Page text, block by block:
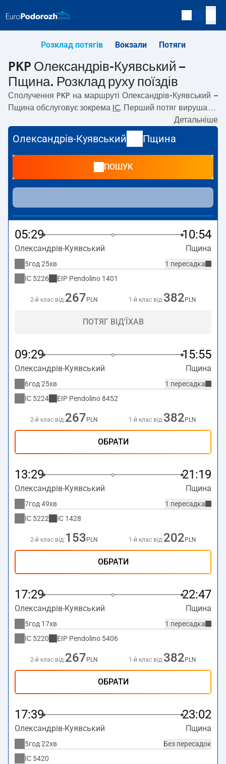
Розклад потягів Вокзали Потяги
PKP Олександрів-Куявський –
Пщина. Розклад руху поїздів
Сполучення PKP на маршруті Олександрів-Куявський –
Пщина обслуговує зокрема IC
. Перший потяг вирушає о
з вокзалу PKP Олександрів-Куявський. Останній
Олександрів-Куявський–Пщина
курсують також інші
потяги:— пропонують нижчу ціну квитка і зазвичай
станції Пщина.
Детальніше
Олександрів-Куявський Пщина
ПОШУК
05:29 10:54
Олександрів-Куявський Пщина
1 пересадка
5год 25хв
IC 5226 EIP Pendolino 1401
2-й клас від:267 PLN 1-й клас від:382 PLN
ПОТЯГ ВІД'ЇХАВ
09:29 15:55
Олександрів-Куявський Пщина
1 пересадка
6год 25хв
IC 5224 EIP Pendolino8452
2-й клас від:267 PLN 1-й клас від:382 PLN
ОБРАТИ
13:29 21:19
Олександрів-Куявський Пщина
1 пересадка
7год 49хв
IC 5222 IC 1428
2-й клас від: 153 PLN 1-й клас від:202 PLN
ОБРАТИ
17:29 22:47
Олександрів-Куявський Пщина
1 пересадка
5год 17хв
IC 5220 EIP Pendolino 5406
2-й клас від:267 PLN 1-й клас від:382 PLN
ОБРАТИ
17:39 23:02
Олександрів-Куявський Пщина
Без пересадок
5год 22хв
IC 5420